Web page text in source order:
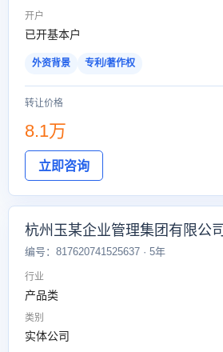
开户
已开基本户
外资背景 专利/著作权
转让价格
8.1万
立即咨询
杭州玉某企业管理集团有限公司
编号：817620741525637 · 5年
行业
产品类
类别
实体公司